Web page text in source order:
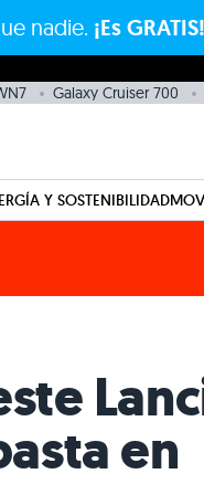
nadie. ¡Es GRATIS!
Galaxy Cruiser 700
Y SOSTENIBILIDAD
en